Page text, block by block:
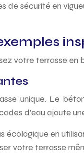
de sécurité en
votre terrasse
unique. Le
d’eau ajoute
écologique en
votre terrasse